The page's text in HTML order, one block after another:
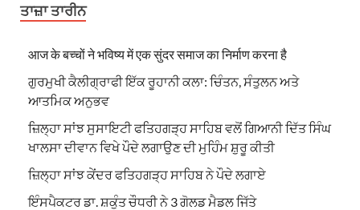
ਤਾਜ਼ਾ ਤਾਰੀਨ
आज के बच्चों ने भविष्य में एक सुंदर समाज का निर्माण करना है
ਗੁਰਮੁਖੀ ਕੈਲੀਗ੍ਰਾਫੀ ਇੱਕ ਰੂਹਾਨੀ ਕਲਾ: ਚਿੰਤਨ, ਸੰਤੁਲਨ ਅਤੇ
ਆਤਮਿਕ ਅਨੁਭਵ
ਜ਼ਿਲ੍ਹਾ ਸਾਂਝ ਸੁਸਾਇਟੀ ਫਤਿਹਗੜ੍ਹ ਸਾਹਿਬ ਵਲੋਂ ਗਿਆਨੀ ਦਿੱਤ ਸਿੰਘ
ਖਾਲਸਾ ਦੀਵਾਨ ਵਿਖੇ ਪੌਦੇ ਲਗਾਉਣ ਦੀ ਮੁਹਿੰਮ ਸ਼ੁਰੂ ਕੀਤੀ
ਜ਼ਿਲ੍ਹਾ ਸਾਂਝ ਕੇਂਦਰ ਫਤਿਹਗੜ੍ਹ ਸਾਹਿਬ ਨੇ ਪੌਦੇ ਲਗਾਏ
ਇੰਸਪੈਕਟਰ ਡਾ. ਸ਼ਕੁੰਤ ਚੌਧਰੀ ਨੇ 3 ਗੋਲਡ ਮੈਡਲ ਜਿੱਤੇ